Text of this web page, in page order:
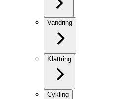
Vandring
Klättring
Cykling